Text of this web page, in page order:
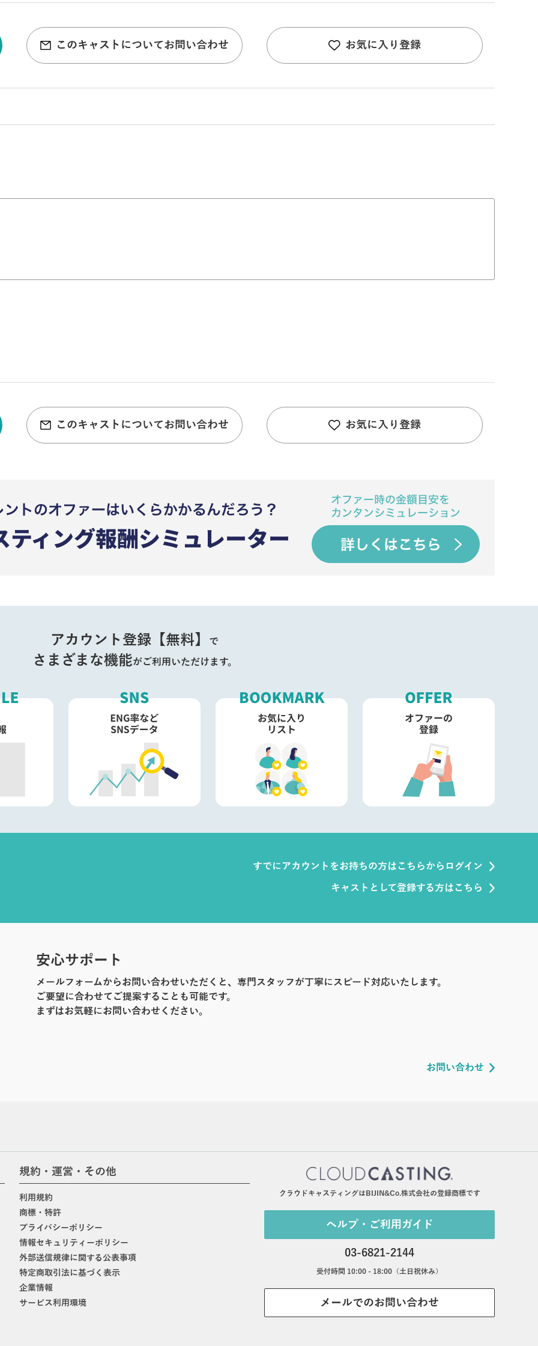
このキャストについてお問い合わせ お気に入り登録
このキャストについてお問い合わせ お気に入り登録
アカウント登録【無料】 で
さまざまな機能がご利用いただけます。
すでにアカウントをお持ちの方はこちらからログイン
キャストとして登録する方はこちら
安心サポート
メールフォームからお問い合わせいただくと、専門スタッフが丁寧にスピード対応いたします。
ご要望に合わせてご提案することも可能です。
まずはお気軽にお問い合わせください。
お問い合わせ
規約・運営・その他
利用規約
商標・特許
プライバシーポリシー
情報セキュリティーポリシー
外部送信規律に関する公表事項
特定商取引法に基づく表示
企業情報
サービス利用環境
クラウドキャスティングはBIJIN&Co.株式会社の登録商標です
ヘルプ・ご利用ガイド
03-6821-2144
受付時間 10:00 - 18:00（土日祝休み）
メールでのお問い合わせ